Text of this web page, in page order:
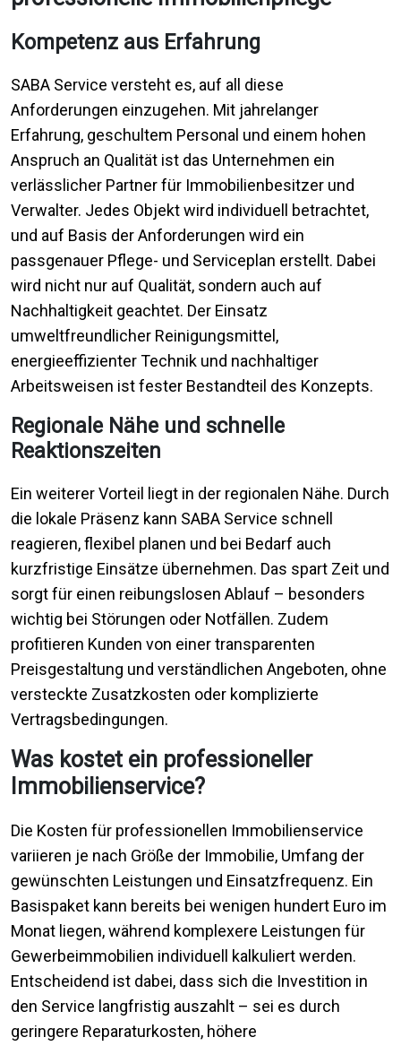
Kompetenz aus Erfahrung
SABA Service versteht es, auf all diese
Anforderungen einzugehen. Mit jahrelanger
Erfahrung, geschultem Personal und einem hohen
Anspruch an Qualität ist das Unternehmen ein
verlässlicher Partner für Immobilienbesitzer und
Verwalter. Jedes Objekt wird individuell betrachtet,
und auf Basis der Anforderungen wird ein
passgenauer Pflege- und Serviceplan erstellt. Dabei
wird nicht nur auf Qualität, sondern auch auf
Nachhaltigkeit geachtet. Der Einsatz
umweltfreundlicher Reinigungsmittel,
energieeffizienter Technik und nachhaltiger
Arbeitsweisen ist fester Bestandteil des Konzepts.
Regionale Nähe und schnelle
Reaktionszeiten
Ein weiterer Vorteil liegt in der regionalen Nähe. Durch
die lokale Präsenz kann SABA Service schnell
reagieren, flexibel planen und bei Bedarf auch
kurzfristige Einsätze übernehmen. Das spart Zeit und
sorgt für einen reibungslosen Ablauf – besonders
wichtig bei Störungen oder Notfällen. Zudem
profitieren Kunden von einer transparenten
Preisgestaltung und verständlichen Angeboten, ohne
versteckte Zusatzkosten oder komplizierte
Vertragsbedingungen.
Was kostet ein professioneller
Immobilienservice?
Die Kosten für professionellen Immobilienservice
variieren je nach Größe der Immobilie, Umfang der
gewünschten Leistungen und Einsatzfrequenz. Ein
Basispaket kann bereits bei wenigen hundert Euro im
Monat liegen, während komplexere Leistungen für
Gewerbeimmobilien individuell kalkuliert werden.
Entscheidend ist dabei, dass sich die Investition in
den Service langfristig auszahlt – sei es durch
geringere Reparaturkosten, höhere